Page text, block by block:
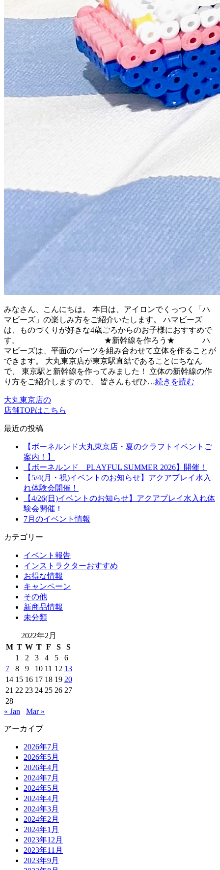
みなさん、こんにちは。 本日は、アイロンでくっつく「ハ
マビーズ」の楽しみ方をご紹介いたします。 ハマビーズ
は、ものづくりが好きな4歳ごろからのお子様におすすめで
す。 ★新幹線を作ろう★ ハ
マビーズは、平面のパーツを組み合わせて立体を作ることが
できます。 大丸東京店が東京駅直結であることにちなん
で、 東京駅と新幹線を作ってみました！ 立体の新幹線の作
り方をご紹介しますので、 皆さんもぜひ…続きを読む
大丸東京店の
店舗TOPはこちら
最近の投稿
【ボーネルンド大丸東京店・夏のクラフトイベントご
案内！】
【ボーネルンド PLAYFUL SUMMER 2026】開催！
【5/4(月・祝)イベントのお知らせ】アクアプレイ水入
れ体験会開催！
【4/26(日)イベントのお知らせ】アクアプレイ水入れ体
験会開催！
7月のイベント情報
カテゴリー
イベント報告
インストラクターおすすめ
お得な情報
キャンペーン
その他
新商品情報
未分類
2022年2月
M T W T F S
S
1
2 3 4 5
6
7
8 9 10 11 12 13
14 15 16 17 18 19 20
21 22 23 24 25 26 27
28
« Jan
Mar »
アーカイブ
2026年7月
2026年5月
2026年4月
2024年7月
2024年5月
2024年4月
2024年3月
2024年2月
2024年1月
2023年12月
2023年11月
2023年9月